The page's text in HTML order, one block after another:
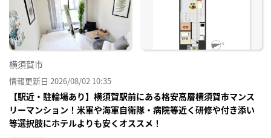
横須賀市
情報更新日 2026/08/02 10:35
【駅近・駐輪場あり】横須賀駅前にある格安高層横須賀市マンス
リーマンション！米軍や海軍自衛隊・病院等近く研修や付き添い
等選択肢にホテルよりも安くオススメ！